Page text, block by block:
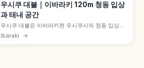
우시쿠 대불｜이바라키 120m 청동 입상
과 태내 공간
우시쿠 대불은 이바라키현 우시쿠시의 청동 입상으
로, 전체 높이 120m(대좌 20m+불상 100m)의 세
Ibaraki →